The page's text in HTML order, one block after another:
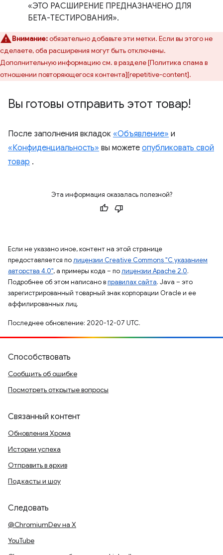
«ЭТО РАСШИРЕНИЕ ПРЕДНАЗНАЧЕНО ДЛЯ
БЕТА-ТЕСТИРОВАНИЯ».
Внимание:обязательно добавьте эти метки. Если вы этого не
сделаете, оба расширения могут быть отключены.
Дополнительную информацию см. в разделе [Политика спама в
отношении повторяющегося контента][repetitive-content].
Вы готовы отправить этот товар!
После заполнения вкладок «Объявление» и
«Конфиденциальность» вы можете опубликовать свой
товар .
Эта информация оказалась полезной?
Если не указано иное, контент на этой странице
предоставляется полицензии Creative Commons "С указанием
авторства 4.0", а примеры кода – полицензии Apache 2.0.
Подробнее об этом написано вправилах сайта. Java – это
зарегистрированный товарный знак корпорации Oracle и ее
аффилированных лиц.
Последнее обновление: 2020-12-07 UTC.
Способствовать
Сообщить об ошибке
Посмотреть открытые вопросы
Связанный контент
Обновления Хрома
Истории успеха
Отправить в архив
Подкасты и шоу
Следовать
@ChromiumDev на X
YouTube